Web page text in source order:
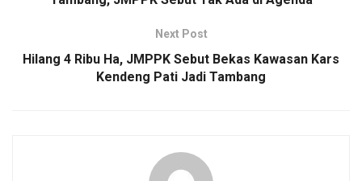
Next Post
Hilang 4 Ribu Ha, JMPPK Sebut Bekas Kawasan Kars
Kendeng Pati Jadi Tambang